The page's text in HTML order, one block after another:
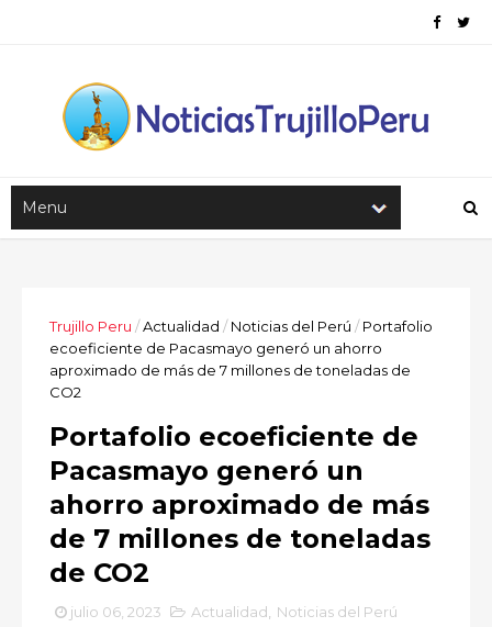
Trujillo Peru /Actualidad / Noticias del Perú / Portafolio
ecoeficiente de Pacasmayo generó un ahorro
aproximado de más de 7 millones de toneladas de
CO2
Portafolio ecoeficiente de
Pacasmayo generó un
ahorro aproximado de más
de 7 millones de toneladas
de CO2
julio 06, 2023 Actualidad Noticias del Perú